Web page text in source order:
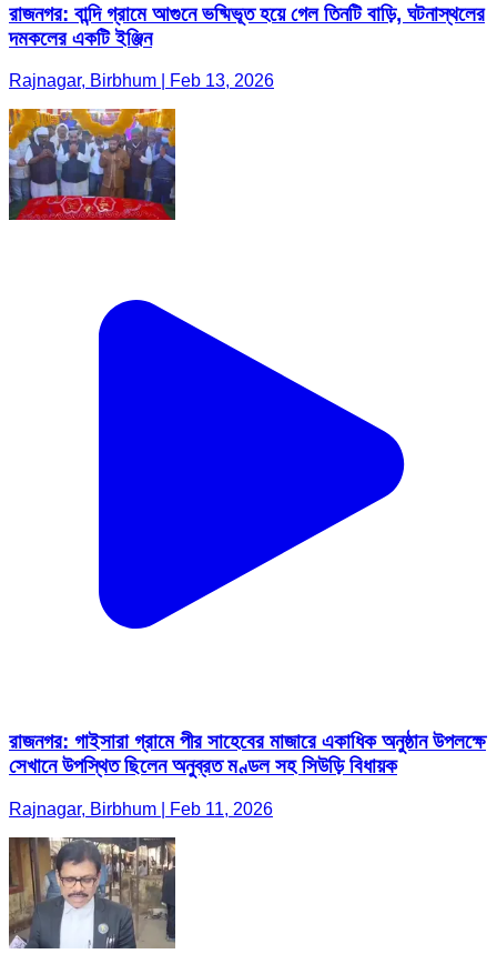
রাজনগর: বান্দি গ্রামে আগুনে ভষ্মিভূত হয়ে গেল তিনটি বাড়ি, ঘটনাস্থলের
দমকলের একটি ইঞ্জিন
Rajnagar, Birbhum | Feb 13, 2026
রাজনগর: গাইসারা গ্রামে পীর সাহেবের মাজারে একাধিক অনুষ্ঠান উপলক্ষে
সেখানে উপস্থিত ছিলেন অনুব্রত মণ্ডল সহ সিউড়ি বিধায়ক
Rajnagar, Birbhum | Feb 11, 2026